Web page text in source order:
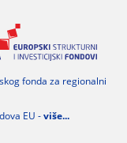
fonda za regionalni
EU -više...